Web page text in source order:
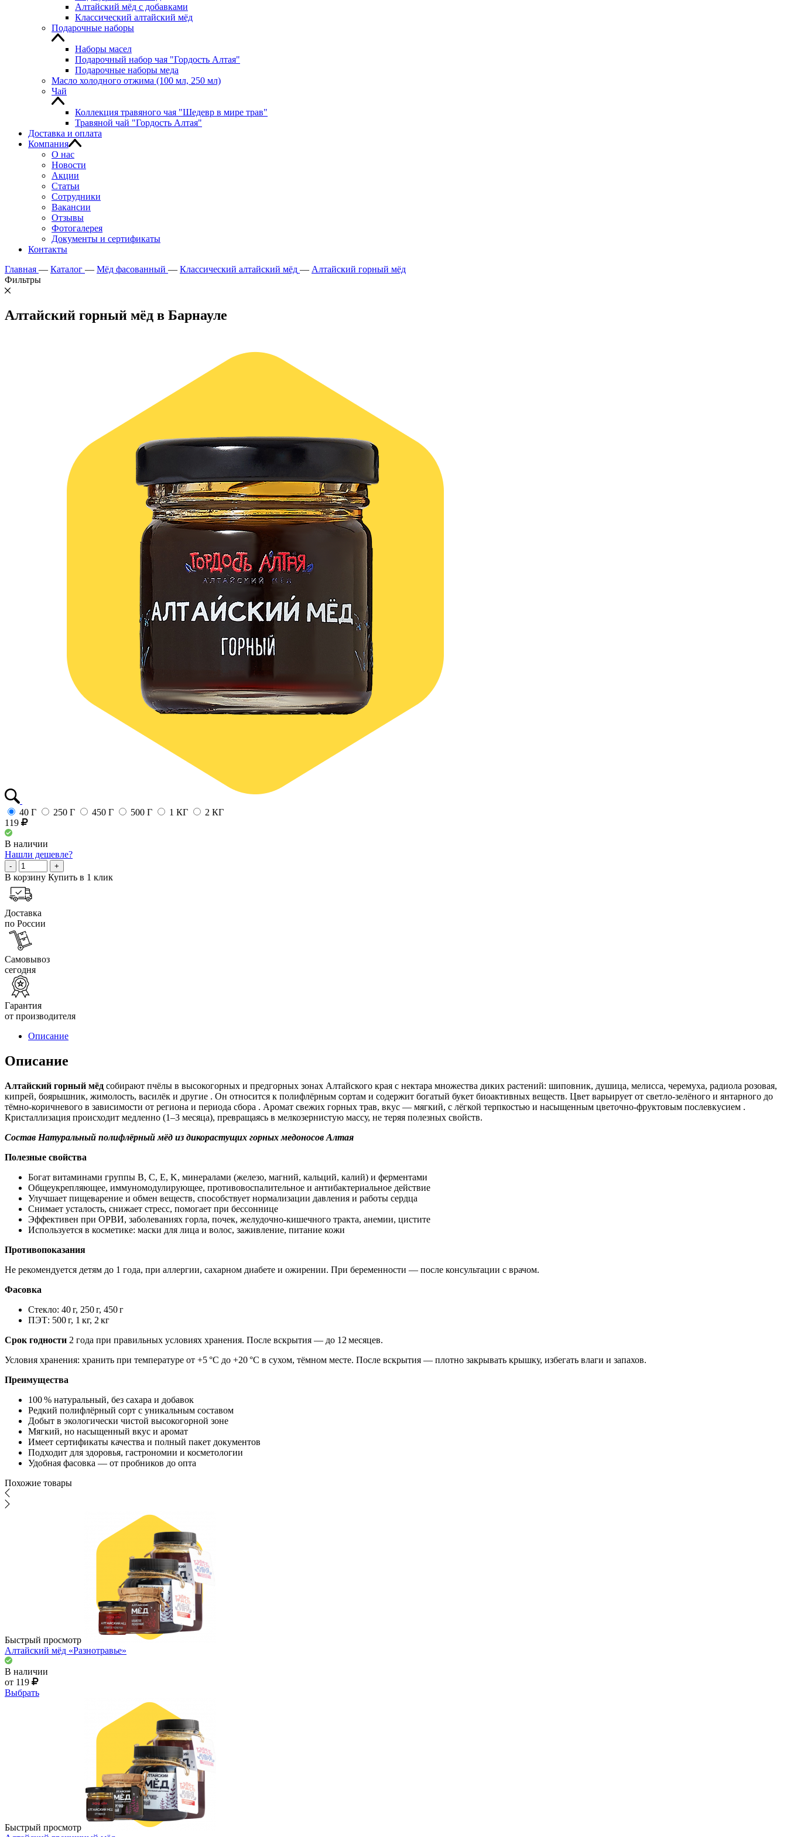
Алтайский мёд с добавками
Классический алтайский мёд
Подарочные наборы
Наборы масел
Подарочный набор чая "Гордость Алтая"
Подарочные наборы меда
Масло холодного отжима (100 мл, 250 мл)
Чай
Коллекция травяного чая "Шедевр в мире трав"
Травяной чай "Гордость Алтая"
Доставка и оплата
Компания
О нас
Новости
Акции
Статьи
Сотрудники
Вакансии
Отзывы
Фотогалерея
Документы и сертификаты
Контакты
Главная — Каталог — Мёд фасованный — Классический алтайский мёд — Алтайский горный мёд
Фильтры
Алтайский горный мёд в Барнауле
40 Г 250 Г 450 Г 500 Г 1 КГ
2 КГ
119
В наличии
Нашли дешевле?
- +
В корзину Купить в 1 клик
Доставка
по России
Самовывоз
сегодня
Гарантия
от производителя
Описание
Описание
Алтайский горный мёд собирают пчёлы в высокогорных и предгорных зонах Алтайского края с нектара множества диких растений: шиповник, душица, мелисса, черемуха, радиола розовая,
кипрей, боярышник, жимолость, василёк и другие . Он относится к полифлёрным сортам и содержит богатый букет биоактивных веществ. Цвет варьирует от светло-зелёного и янтарного до
тёмно-коричневого в зависимости от региона и периода сбора . Аромат свежих горных трав, вкус — мягкий, с лёгкой терпкостью и насыщенным цветочно-фруктовым послевкусием .
Кристаллизация происходит медленно (1–3 месяца), превращаясь в мелкозернистую массу, не теряя полезных свойств.
Состав Натуральный полифлёрный мёд из дикорастущих горных медоносов Алтая
Полезные свойства
Богат витаминами группы B, C, E, K, минералами (железо, магний, кальций, калий) и ферментами
Общеукрепляющее, иммуномодулирующее, противовоспалительное и антибактериальное действие
Улучшает пищеварение и обмен веществ, способствует нормализации давления и работы сердца
Снимает усталость, снижает стресс, помогает при бессоннице
Эффективен при ОРВИ, заболеваниях горла, почек, желудочно-кишечного тракта, анемии, цистите
Используется в косметике: маски для лица и волос, заживление, питание кожи
Противопоказания
Не рекомендуется детям до 1 года, при аллергии, сахарном диабете и ожирении. При беременности — после консультации с врачом.
Фасовка
Стекло: 40 г, 250 г, 450 г
ПЭТ: 500 г, 1 кг, 2 кг
Срок годности 2 года при правильных условиях хранения. После вскрытия — до 12 месяцев.
Условия хранения: хранить при температуре от +5 °C до +20 °C в сухом, тёмном месте. После вскрытия — плотно закрывать крышку, избегать влаги и запахов.
Преимущества
100 % натуральный, без сахара и добавок
Редкий полифлёрный сорт с уникальным составом
Добыт в экологически чистой высокогорной зоне
Мягкий, но насыщенный вкус и аромат
Имеет сертификаты качества и полный пакет документов
Подходит для здоровья, гастрономии и косметологии
Удобная фасовка — от пробников до опта
Похожие товары
Быстрый просмотр
Алтайский мёд «Разнотравье»
В наличии
от 119
Выбрать
Быстрый просмотр